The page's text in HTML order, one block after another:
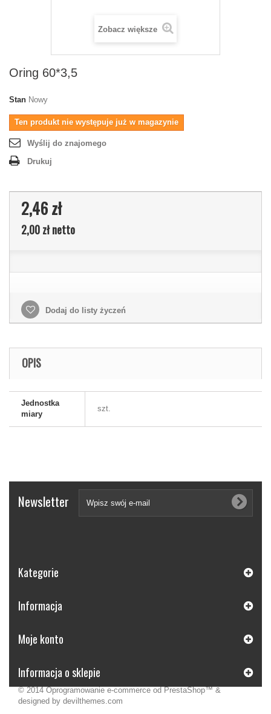
Zobacz większe
Oring 60*3,5
Stan Nowy
Ten produkt nie występuje już w magazynie
Wyślij do znajomego
Drukuj
2,46 zł
2,00 złnetto
Dodaj do listy życzeń
OPIS
Jednostka
miary
szt.
Newsletter
Kategorie
Informacja
© 2014 Oprogramowanie e-commerce od PrestaShop™ &
designed by devilthemes.com
Moje konto
Informacja o sklepie